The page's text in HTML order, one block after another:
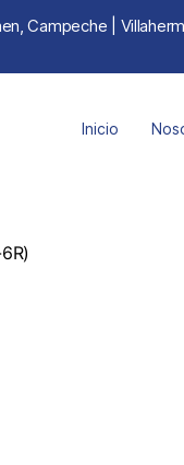
Campeche |
Inicio